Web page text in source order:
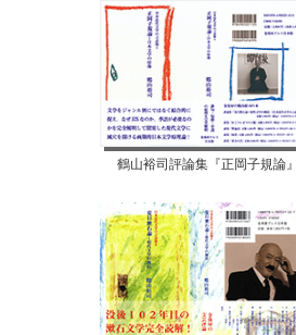
鶴山裕司評論集『正岡子規論』